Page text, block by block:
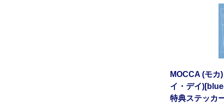
MOCCA (モ
イ・デイ
特典ステッカ